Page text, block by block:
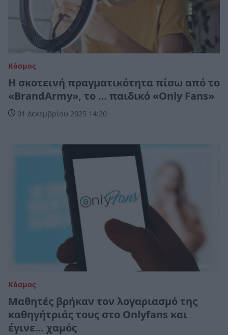
Κόσμος
Η σκοτεινή πραγματικότητα πίσω από το
«BrandArmy», το … παιδικό «Only Fans»
01 Δεκεμβρίου 2025 14:20
Κόσμος
Μαθητές βρήκαν τον λογαριασμό της
καθηγήτριάς τους στο Onlyfans και
έγινε… χαμός